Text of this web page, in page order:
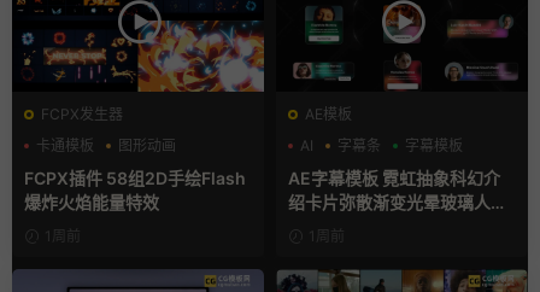
FCPX发生器
卡通模板
图形动画
手绘风
FCPX插件 58组2D手绘Flash
爆炸火焰能量特效
1周前
AE模板
AI
字幕条 字幕模板
AE字幕模板 霓虹抽象科幻介
绍卡片弥散渐变光晕玻璃人名
1周前